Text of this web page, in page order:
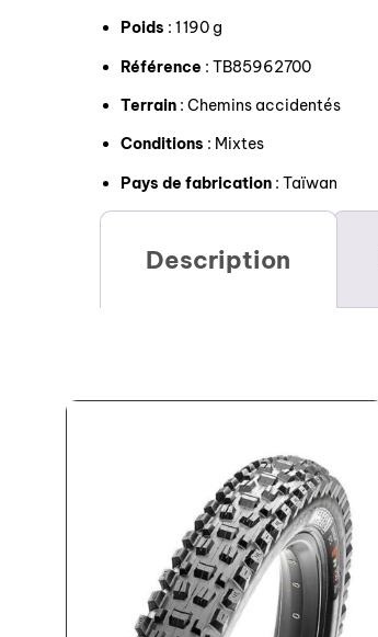
Poids : 1 190 g
Référence : TB85962700
Terrain : Chemins accidentés
Conditions : Mixtes
Pays de fabrication : Taïwan
Description